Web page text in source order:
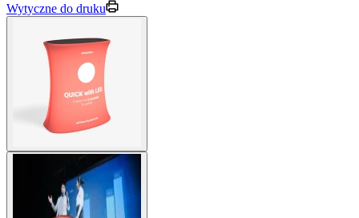
Wytyczne do druku